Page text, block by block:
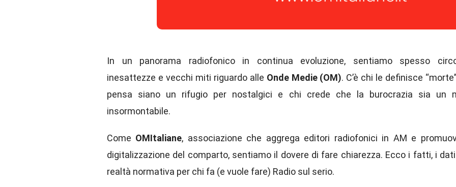
In un panorama radiofonico in continua evoluzione, sentiamo spesso
inesattezze e vecchi miti riguardo alle Onde Medie (OM). C’è chi le definisce
pensa siano un rifugio per nostalgici e chi crede che la burocrazia sia un
insormontabile.
Come OMItaliane, associazione che aggrega editori radiofonici in AM e
digitalizzazione del comparto, sentiamo il dovere di fare chiarezza. Ecco i fatti, i
realtà normativa per chi fa (e vuole fare) Radio sul serio.